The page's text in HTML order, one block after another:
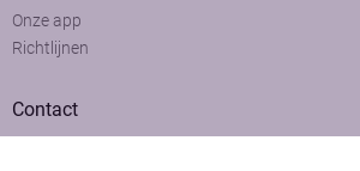
Onze app
Richtlijnen
Contact